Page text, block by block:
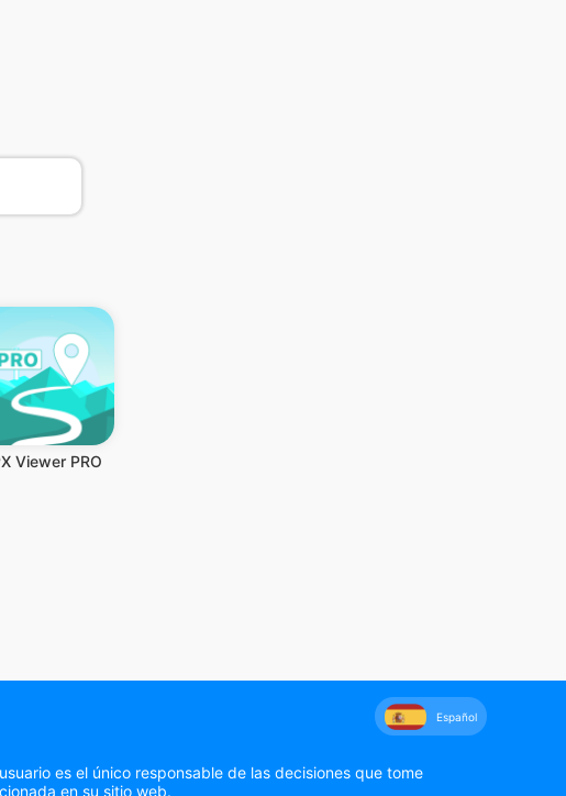
Viewer PRO
Español
es el único responsable de las decisiones que tome
en su sitio web.